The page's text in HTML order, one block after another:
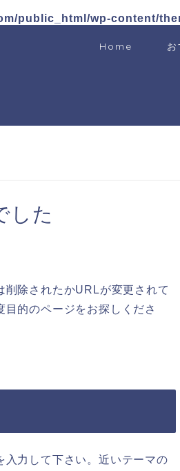
public_html/wp-content/
Home
した
削除されたかURLが変更されて
的のページをお探しくださ
力して下さい。近いテーマの